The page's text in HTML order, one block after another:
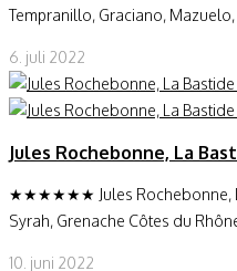
Tempranillo, Graciano, Mazuelo,
6. juli 2022
Jules Rochebonne, La
★★★★★★ Jules Rochebonne,
Syrah, Grenache Côtes du
10. juni 2022